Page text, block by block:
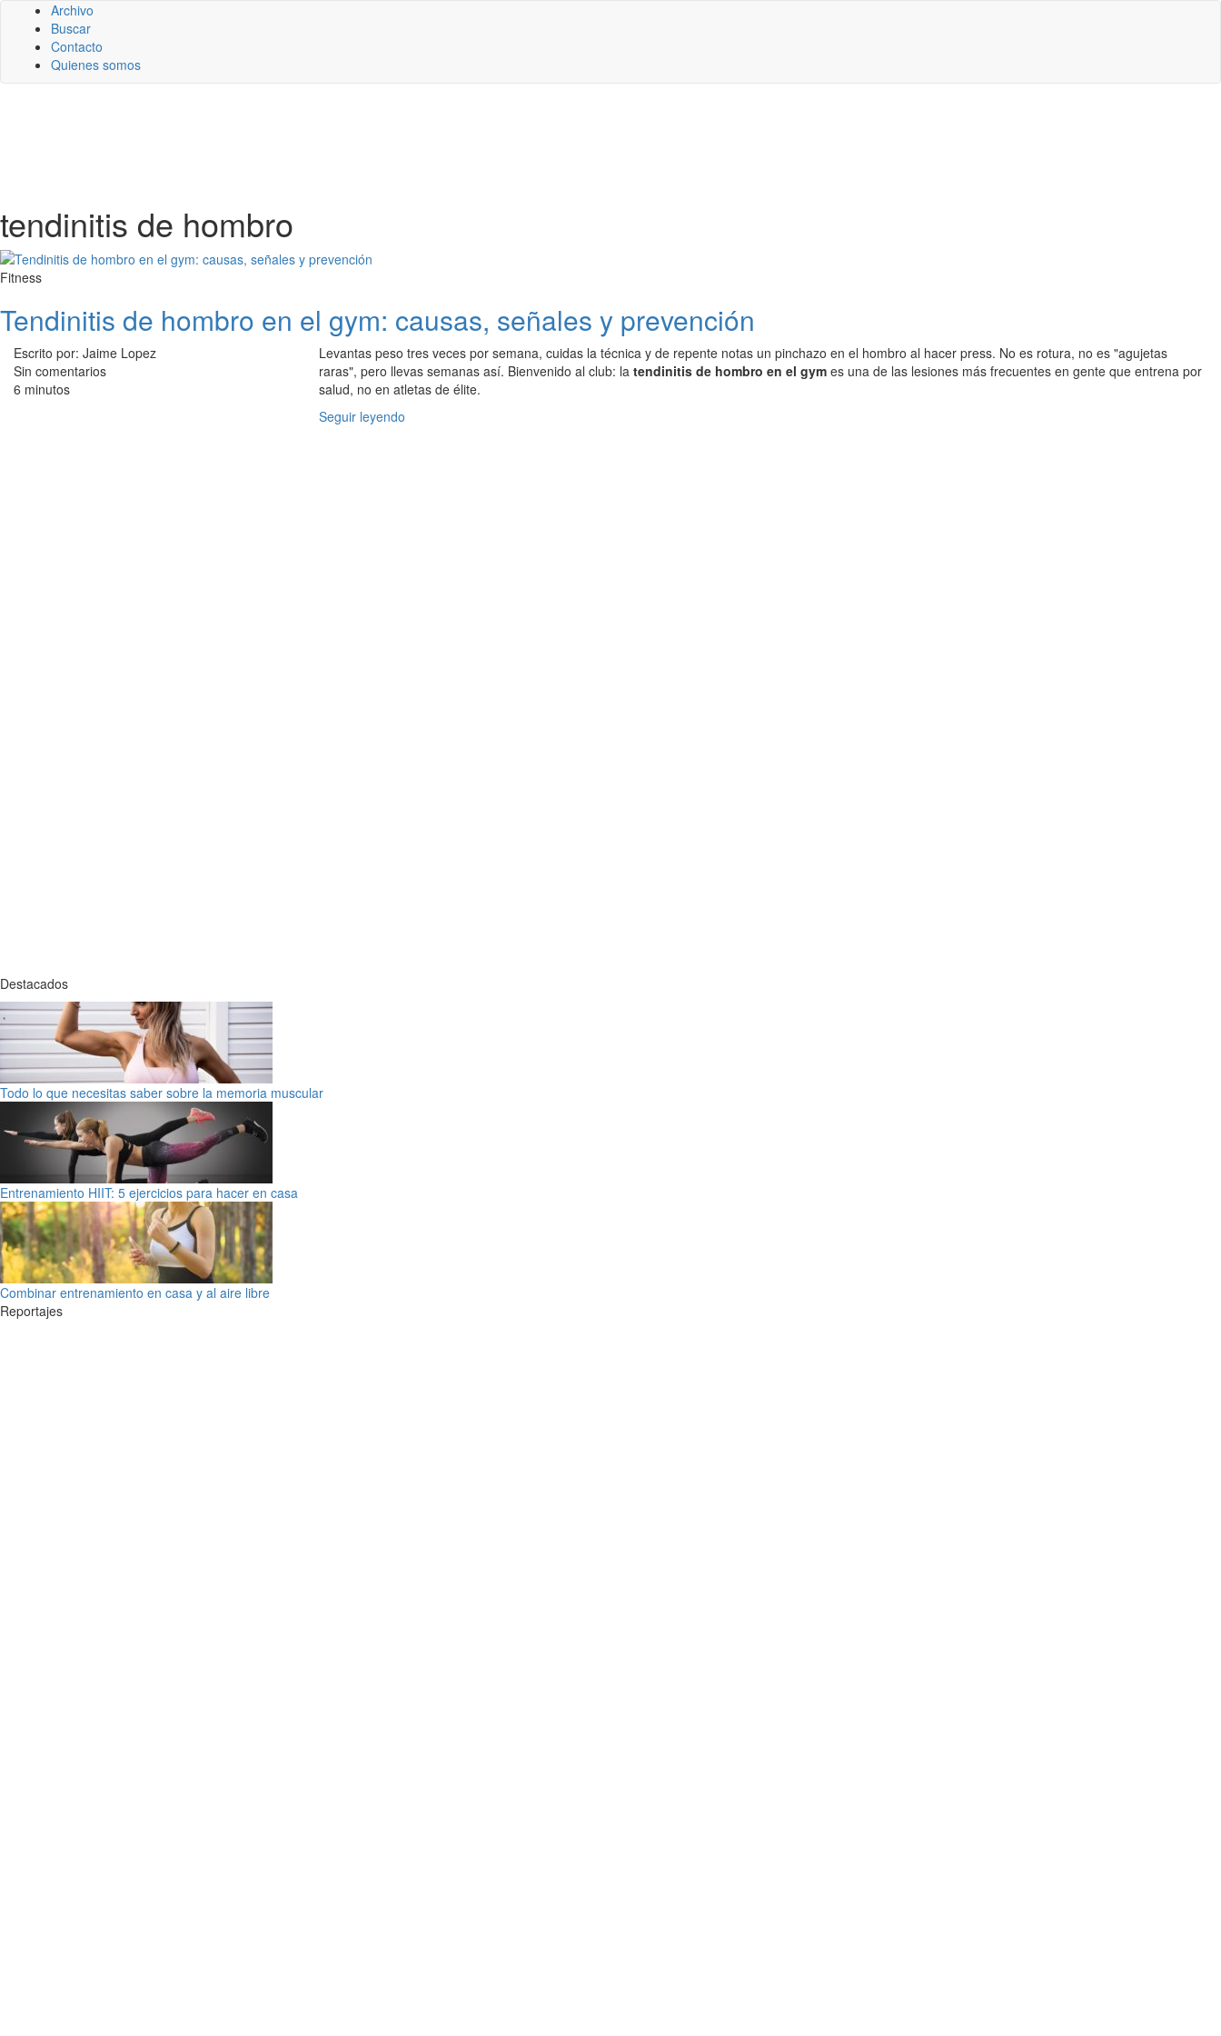
Archivo
Buscar
Contacto
Quienes somos
tendinitis de hombro
Fitness
Tendinitis de hombro en el gym: causas, señales y prevención
Escrito por: Jaime Lopez
Sin comentarios
6 minutos
Levantas peso tres veces por semana, cuidas la técnica y de repente notas un pinchazo en el hombro al hacer press. No es rotura, no es "agujetas
raras", pero llevas semanas así. Bienvenido al club: la tendinitis de hombro en el gym es una de las lesiones más frecuentes en gente que entrena por
salud, no en atletas de élite.
Seguir leyendo
Destacados
Todo lo que necesitas saber sobre la memoria muscular
Entrenamiento HIIT: 5 ejercicios para hacer en casa
Combinar entrenamiento en casa y al aire libre
Reportajes